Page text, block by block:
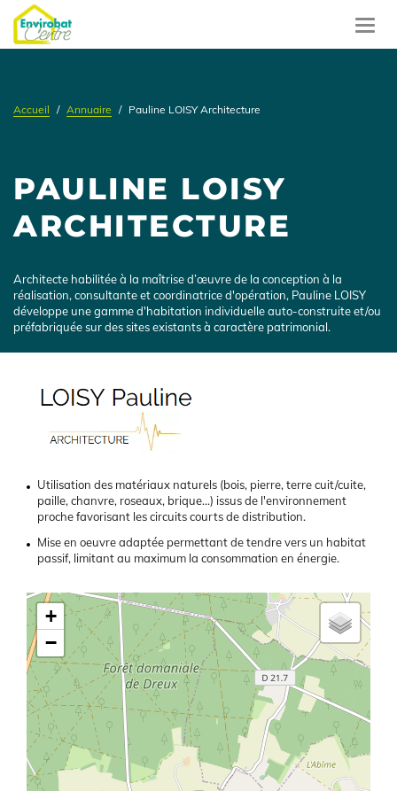
Aller
au
contenu
Accueil Annuaire Pauline LOISY Architecture
PAULINE LOISY
ARCHITECTURE
Présentation
Architecte habilitée à la maîtrise d’œuvre de la conception à la
réalisation, consultante et coordinatrice d'opération, Pauline LOISY
développe une gamme d'habitation individuelle auto-construite et/ou
préfabriquée sur des sites existants à caractère patrimonial.
Présentation
Utilisation des matériaux naturels (bois, pierre, terre cuit/cuite,
paille, chanvre, roseaux, brique...) issus de l'environnement
proche favorisant les circuits courts de distribution.
Mise en oeuvre adaptée permettant de tendre vers un habitat
passif, limitant au maximum la consommation en énergie.
Latitude/Longitude
+
−